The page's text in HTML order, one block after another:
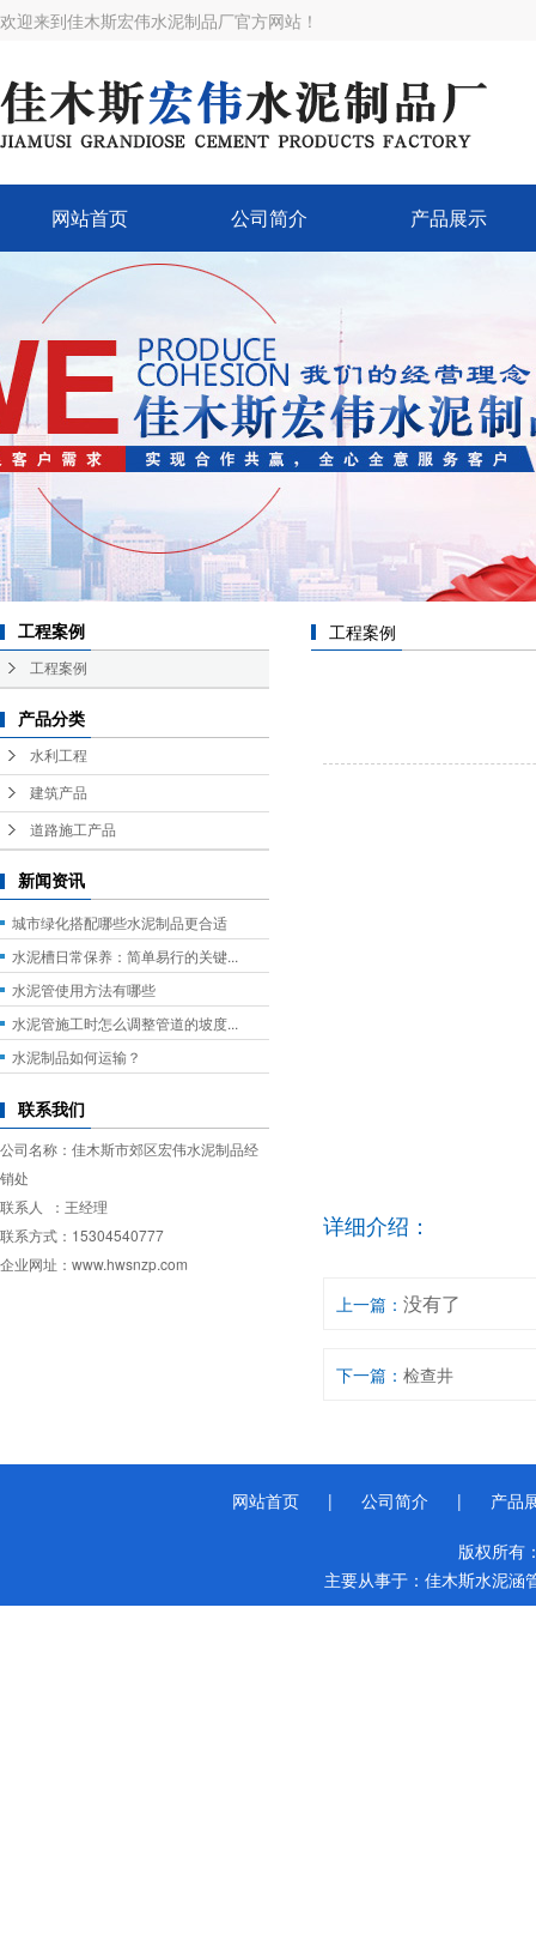
欢迎来到佳木斯宏伟水泥制品厂官方网站！
网站首页 公司简介 产品展示
工程案例
工程案例
产品分类
水利工程
建筑产品
道路施工产品
新闻资讯
城市绿化搭配哪些水泥制品更合适
水泥槽日常保养：简单易行的关键...
水泥管使用方法有哪些
水泥管施工时怎么调整管道的坡度...
水泥制品如何运输？
联系我们
公司名称：佳木斯市郊区宏伟水泥制品经
销处
联系人 ：王经理
联系方式：15304540777
企业网址：www.hwsnzp.com
工程案例
详细介绍：
上一篇： 没有了
下一篇： 检查井
网站首页 | 公司简介 | 产品
版权所有
主要从事于： 佳木斯水泥涵